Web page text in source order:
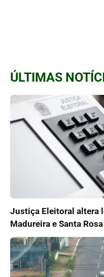
ÚLTIMAS
Justiça Eleitoral altera
Madureira e Santa